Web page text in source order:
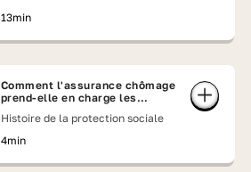
13min
Comment l'assurance chômage
prend-elle en charge les
1958 ?
Histoire de la protection sociale
4min